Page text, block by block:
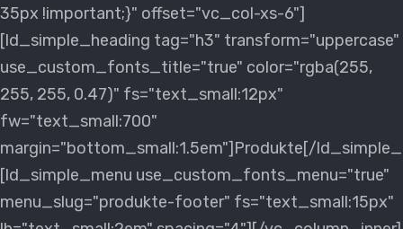
35px !important;}" offset="vc_col-xs-6"]
[ld_simple_heading tag="h3" transform="uppercase"
use_custom_fonts_title="true" color="rgba(255,
255, 255, 0.47)" fs="text_small:12px"
fw="text_small:700"
margin="bottom_small:1.5em"]Produkte[/
[ld_simple_menu use_custom_fonts_menu="true"
menu_slug="produkte-footer" fs="text_small:15px"